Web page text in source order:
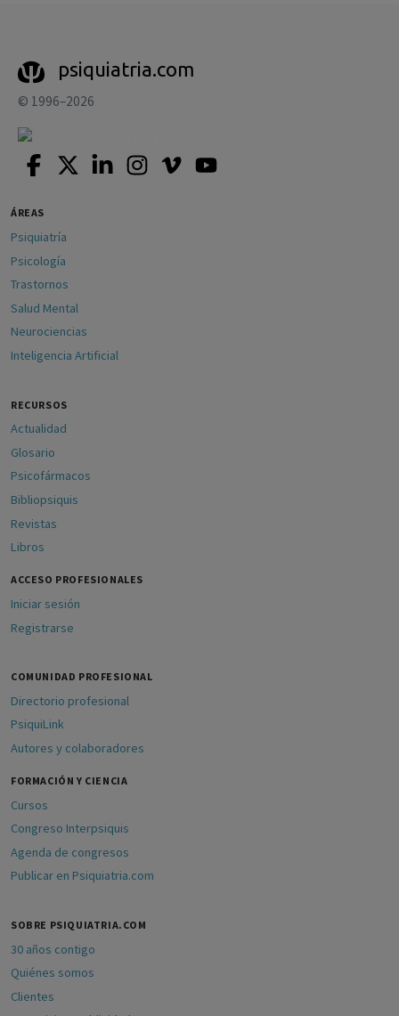
psiquiatria.com
© 1996–2026
ÁREAS
Psiquiatría
Psicología
Trastornos
Salud Mental
Neurociencias
Inteligencia Artificial
RECURSOS
Actualidad
Glosario
Psicofármacos
Bibliopsiquis
Revistas
Libros
ACCESO PROFESIONALES
Iniciar sesión
Registrarse
COMUNIDAD PROFESIONAL
Directorio profesional
PsiquiLink
Autores y colaboradores
FORMACIÓN Y CIENCIA
Cursos
Congreso Interpsiquis
Agenda de congresos
Publicar en Psiquiatria.com
SOBRE PSIQUIATRIA.COM
30 años contigo
Quiénes somos
Clientes